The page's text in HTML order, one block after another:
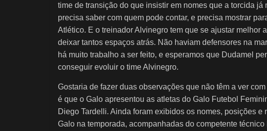
time de transição do que insistir em nomes que a torcida já
precisa saber com quem pode contar, e precisa mostrar
Atlético. E o treinador Alvinegro tem que se ajustar melhor
deixar tantos espaços atrás. Não haviam defensores na
há muito trabalho a ser feito, e esperamos que Dudamel
conseguir evoluir o time Alvinegro.
Gostaria de fazer duas observações que não têm a ver
é que o Galo apresentou as atletas do Galo Futebol
Diego Tardelli. Ainda foram exibidos os nomes, posições
Galo na temporada, acompanhadas do competente